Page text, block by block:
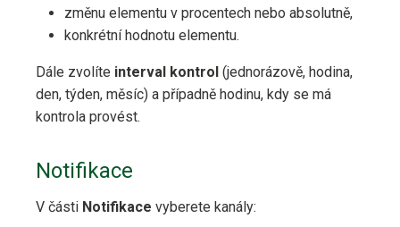
změnu elementu v procentech nebo absolutně,
konkrétní hodnotu elementu.
Dále zvolíte interval kontrol (jednorázově, hodina,
den, týden, měsíc) a případně hodinu, kdy se má
kontrola provést.
Notifikace
V části Notifikace vyberete kanály: